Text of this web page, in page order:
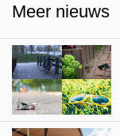
Meer nieuws